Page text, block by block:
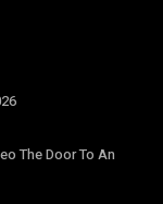
The Door To An